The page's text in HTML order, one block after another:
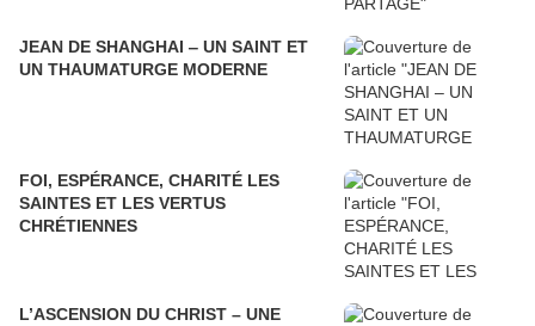
JEAN DE SHANGHAI ‒ UN SAINT ET
UN THAUMATURGE MODERNE
FOI, ESPÉRANCE, CHARITÉ LES
SAINTES ET LES VERTUS
CHRÉTIENNES
L’ASCENSION DU CHRIST – UNE